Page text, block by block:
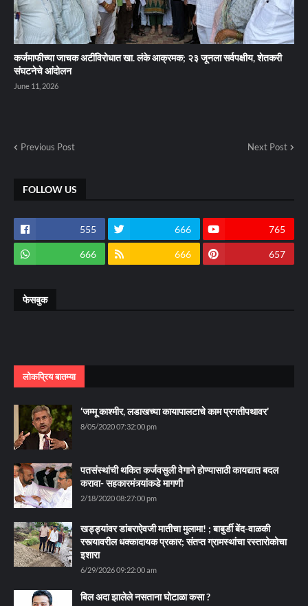
कर्जमाफीच्या जाचक अटींविरोधात खा. लंके आक्रमक; २३ जूनला सर्वपक्षीय, शेतकरी
संघटनेचे आंदोलन
June 11, 2026
Previous Post Next Post
FOLLOW US
555 666 765
666 666 657
फेसबुक
लोकप्रिय बातम्या
‘जम्मू काश्मीर, लडाखच्या कायापालटाचे काम प्रगतीपथावर’
8/05/2020 07:32:00 pm
पतसंस्थांची थकित कर्जवसुली वेगाने होण्यासाठी कायद्यात बदल
करावा- सहकारमंत्र्यांकडे मागणी
2/18/2020 08:27:00 pm
खड्ड्यांवर डांबराऐवजी मातीचा मुलामा! ; बाबुर्डी बेंद-वाळकी
रस्त्यावरील धक्कादायक प्रकार; संतप्त ग्रामस्थांचा रस्तारोकोचा
इशारा
6/29/2026 09:22:00 am
बिल अदा झालेले नसताना घोटाळा कसा ?